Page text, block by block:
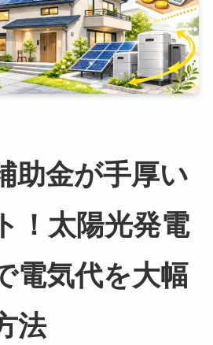
助金が手厚い
！太陽光発電
電気代を大幅
法